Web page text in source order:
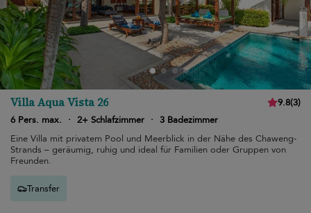
Villa Aqua Vista 26 9.8(3)
6 Pers. max.
· 2+ Schlafzimmer · 3 Badezimmer
Eine Villa mit privatem Pool und Meerblick in der Nähe des Chaweng-
Strands – geräumig, ruhig und ideal für Familien oder Gruppen von
Freunden.
Transfer